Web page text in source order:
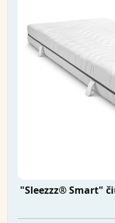
"Sleezzz® Smart"